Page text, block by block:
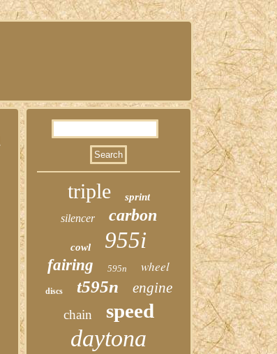
triple sprint
silencer carbon
cowl 955i
fairing 595n wheel
discs t595n engine
chain speed
daytona